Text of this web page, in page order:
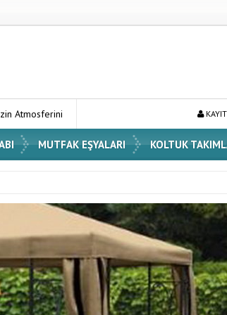
Şık Vazo Modelleri ve Dekorasyon Fikirleri
MUTFAK EŞYALARI KOLTUK